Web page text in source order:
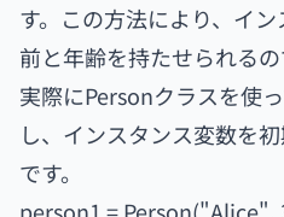
す。この方法により、イ
前と年齢を持たせられるの
実際にPersonクラスを使
し、インスタンス変数を
です。
person1 = Person("Alice",